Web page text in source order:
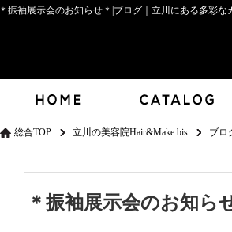
＊振袖展示会のお知らせ＊|ブログ｜立川にある多彩
総合TOP 立川の美容院Hair&Make bis ブロ
＊振袖展示会のお知ら